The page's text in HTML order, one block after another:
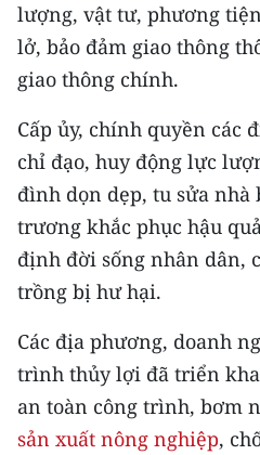
THỜI NAY
NHÂN DÂN CUỐI TUẦN
NHÂN DÂN HẰNG THÁNG
MUA BÁO
ĐỌC BÁO IN
ENGLISH
FRANÇAIS
lượng, vật tư, phương
lở, bảo đảm giao thông
giao thông chính.
Cấp ủy, chính quyền các
chỉ đạo, huy động lực
đình dọn dẹp, tu sửa nhà
trương khắc phục hậu
định đời sống nhân dân,
trồng bị hư hại.
Các địa phương, doanh
trình thủy lợi đã triển
an toàn công trình, bơm
sản xuất nông nghiệp,